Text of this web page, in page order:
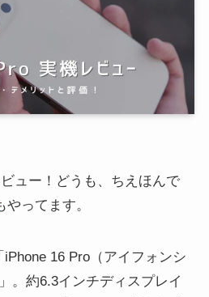
ュー！どうも、ちえほんで
やってます。
16 Pro（アイフォンシ
。約6.3インチディスプレイ